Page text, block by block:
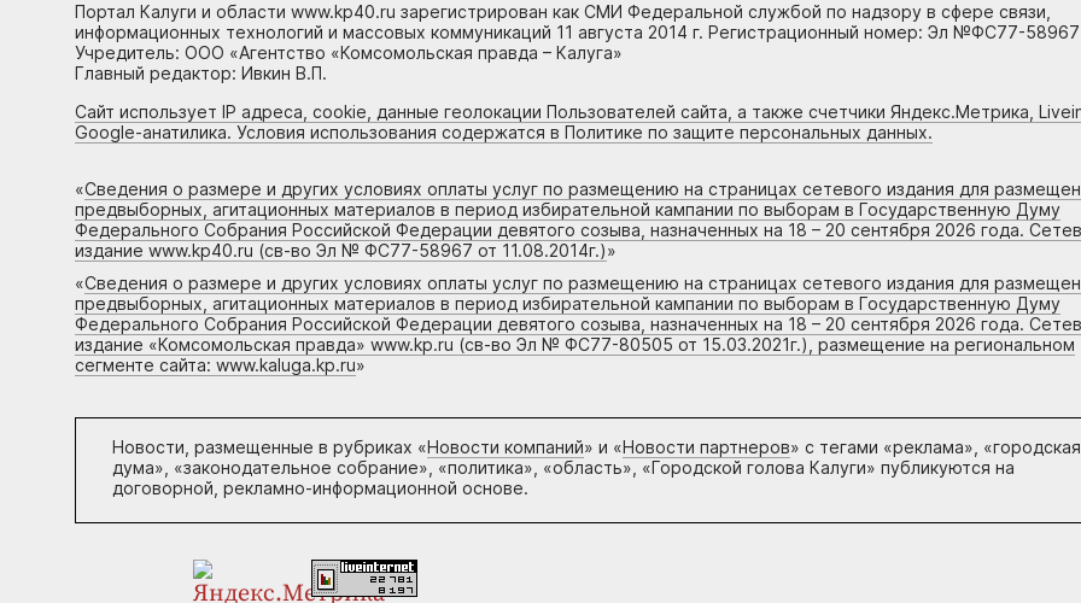
Портал Калуги и области www.kp40.ru зарегистрирован как СМИ Федеральной службой по надзору в сфере связи,
информационных технологий и массовых коммуникаций 11 августа 2014 г. Регистрационный номер: Эл №ФС77-58967
Учредитель: ООО «Агентство «Комсомольская правда – Калуга»
Главный редактор: Ивкин В.П.
Сайт использует IP адреса, cookie, данные геолокации Пользователей сайта, а также счетчики Яндекс.Метрика,
Google-анатилика. Условия использования содержатся в Политике по защите персональных данных.
«Сведения о размере и других условиях оплаты услуг по размещению на страницах сетевого издания для
предвыборных, агитационных материалов в период избирательной кампании по выборам в Государственную Думу
Федерального Собрания Российской Федерации девятого созыва, назначенных на 18 – 20 сентября 2026 года.
издание www.kp40.ru (св-во Эл № ФС77-58967 от 11.08.2014г.)»
«Сведения о размере и других условиях оплаты услуг по размещению на страницах сетевого издания для
предвыборных, агитационных материалов в период избирательной кампании по выборам в Государственную Думу
Федерального Собрания Российской Федерации девятого созыва, назначенных на 18 – 20 сентября 2026 года.
издание «Комсомольская правда» www.kp.ru (св-во Эл № ФС77-80505 от 15.03.2021г.), размещение на региональном
сегменте сайта: www.kaluga.kp.ru»
Новости, размещенные в рубриках «Новости компаний» и «Новости партнеров» с тегами «реклама», «городская
дума», «законодательное собрание», «политика», «область», «Городской голова Калуги» публикуются на
договорной, рекламно-информационной основе.